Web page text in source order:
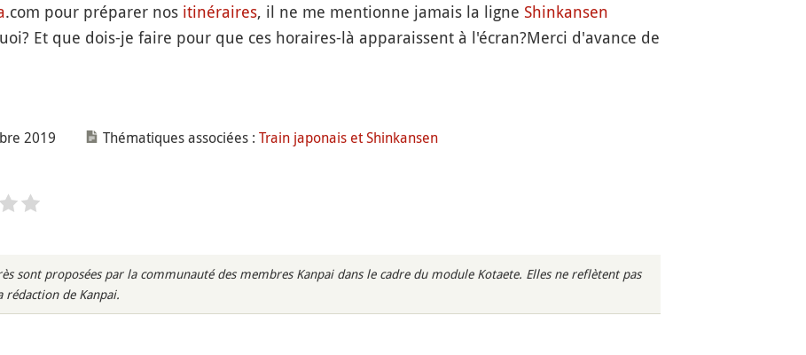
.com pour préparer nos itinéraires, il ne me mentionne jamais la ligne Shinkansen
Et que dois-je faire pour que ces horaires-là apparaissent à l'écran?Merci d'avance de
2019 Thématiques associées : Train japonais et Shinkansen
sont proposées par la communauté des membres Kanpai dans le cadre du module Kotaete. Elles ne reflètent pas
rédaction de Kanpai.